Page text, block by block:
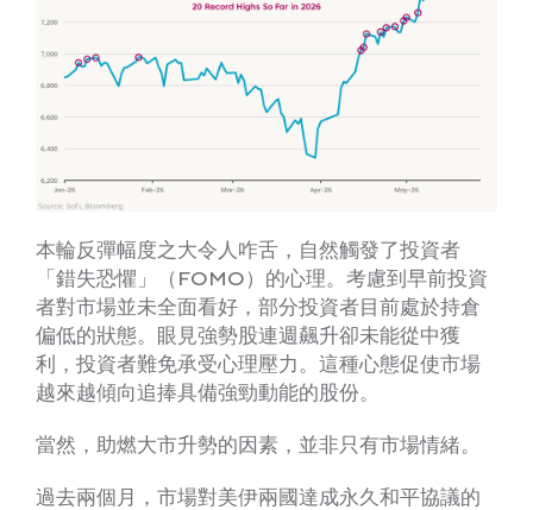
本輪反彈幅度之大令人咋舌，自然觸發了投資者
「錯失恐懼」（FOMO）的心理。考慮到早前投資
者對市場並未全面看好，部分投資者目前處於持倉
偏低的狀態。眼見強勢股連週飆升卻未能從中獲
利，投資者難免承受心理壓力。這種心態促使市場
越來越傾向追捧具備強勁動能的股份。
當然，助燃大市升勢的因素，並非只有市場情緒。
過去兩個月，市場對美伊兩國達成永久和平協議的